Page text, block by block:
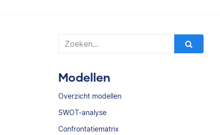
Modellen
Overzicht modellen
SWOT-analyse
Confrontatiematrix